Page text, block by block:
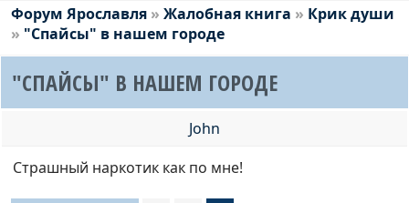
Форум Ярославля » Жалобная книга » Крик души
» "Спайсы" в нашем городе
"СПАЙСЫ" В НАШЕМ ГОРОДЕ
John
Страшный наркотик как по мне!